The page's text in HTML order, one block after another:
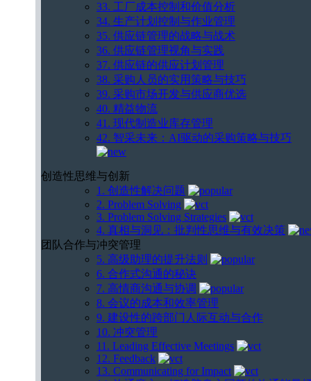
33. 工厂成本控制和价值分析
34. 生产计划控制与作业管理
35. 供应链管理的战略与战术
36. 供应链管理视角与实践
37. 供应链的供应计划管理
38. 采购人员的实用策略与技巧
39. 采购市场开发与供应商优选
40. 精益物流
41. 现代制造业库存管理
42. 智采未来：AI驱动的采购策略与技巧
创造性思维与创新
1. 创造性解决问题
2. Problem Solving
3. Problem Solving Strategies
4. 真相与洞见：批判性思维与有效决策
团队合作与冲突管理
5. 高级助理的提升法则
6. 合作式沟通的秘诀
7. 高情商沟通与协调
8. 会议的成本和效率管理
9. 建设性的跨部门人际互动与合作
10. 冲突管理
11. Leading Effective Meetings
12. Feedback
13. Communicating for Impact